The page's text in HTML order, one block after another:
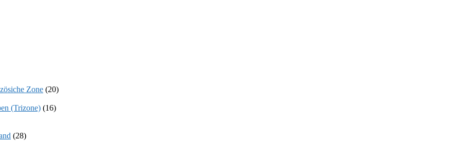
Zone (20)
(Trizone) (16)
(28)